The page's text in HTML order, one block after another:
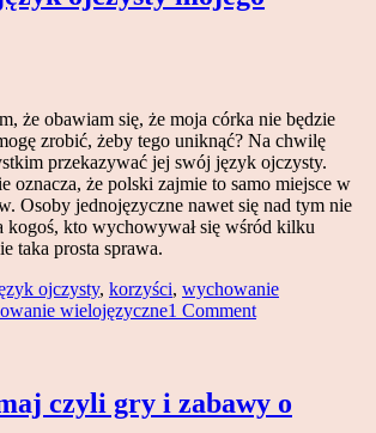
że obawiam się, że moja córka nie będzie
zrobić, żeby tego uniknąć? Na chwilę
przekazywać jej swój język ojczysty.
oznacza, że polski zajmie to samo miejsce w
Osoby jednojęzyczne nawet się nad tym nie
kogoś, kto wychowywał się wśród kilku
taka prosta sprawa.
ojczysty, korzyści, wychowanie
wielojęzyczne1 Comment
czyli gry i zabawy o